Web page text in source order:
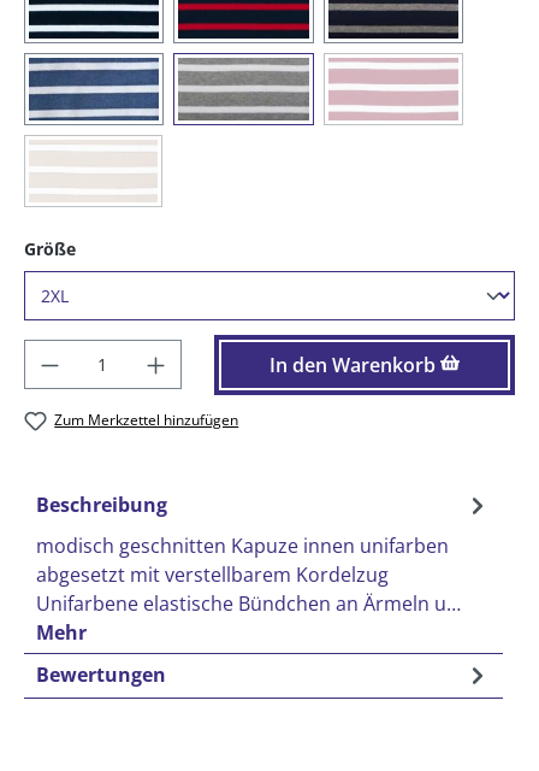
(05) blau / weiß (13) blau / rot (56) blau /
(85) blaumelange / weiß(91) graumelange / weiß(97) vino / weiß
(Diese Option ist
(Diese Option ist zurzeit nicht verfügbar.)
Größeauswählen
Produkt Anzahl: Gib den gewünschten
In den Warenkorb
Zum Merkzettel hinzufügen
Beschreibung
modisch geschnitten Kapuze innen unifarben
abgesetzt mit verstellbarem Kordelzug
Unifarbene elastische Bündchen an Ärmeln u…
Mehr
Bewertungen